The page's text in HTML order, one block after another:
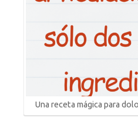
Una receta mágica para